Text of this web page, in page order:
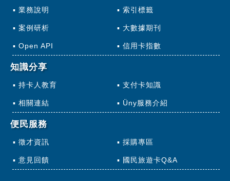
業務說明 索引標籤
案例研析 大數據期刊
Open API 信用卡指數
知識分享
持卡人教育 支付卡知識
相關連結 Üny服務介紹
便民服務
徵才資訊 採購專區
意見回饋 國民旅遊卡Q&A